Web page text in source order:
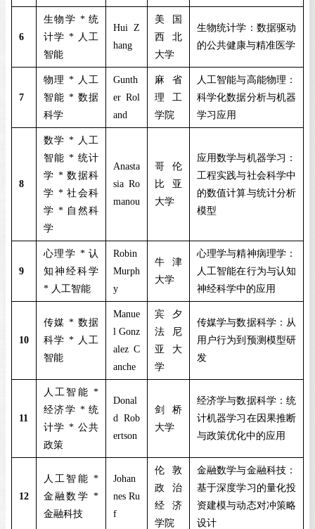
6
生物学 *统
计学* 人工
智能
Hui Z
hang
美国
西北
大学
生物统计学：数据驱动
的公共健康与精准医学
7
物理* 人工
智能* 数据
科学
Gunth
er Rol
and
麻省
理工
学院
人工智能与高能物理：
科学化数据分析与机器
学习应用
8
数学* 人工
智能* 统计
学 *数据科
学 *社会科
学 * 自然科
学
Anasta
sia Ro
manou
哥伦
比亚
大学
应用数学与机器学习：
工程实践与社会科学中
的数值计算与统计分析
模型
9
心理学 *认
知神经科学
* 人工智能
Robin
Murph
y
牛津
大学
心理学与精神病理学：
人工智能在行为与认知
神经科学中的应用
10
传媒* 数据
科学* 人工
智能
Manue
l Gonz
alez C
anche
宾夕
法尼
亚大
学
传媒学与数据科学：从
用户行为到预测模型研
发
11
人工智能 *
经济学 *统
计学* 公共
政策
Donal
d Rob
ertson
剑桥
大学
经济学与数据科学：统
计机器学习在因果推断
与政策优化中的应用
12
人工智能 *
金融数学 *
金融科技
Johan
nes Ru
f
伦敦
政治
经济
学院
金融数学与金融科技：
基于深度学习的量化投
资建模与动态对冲策略
设计